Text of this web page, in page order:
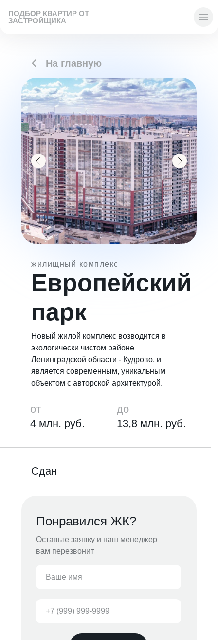
ПОДБОР КВАРТИР ОТ
ЗАСТРОЙЩИКА
Оставьте заявку и наш менеджер
вам перезвонит
Понравился ЖК?
На главную
Новый жилой комплекс возводится в
экологически чистом районе
Ленинградской области - Кудрово, и
является современным, уникальным
объектом с авторской архитектурой.
жилищный комплекс
Европейский
парк
4 млн. руб.
Сдан
13,8 млн. руб.
от до